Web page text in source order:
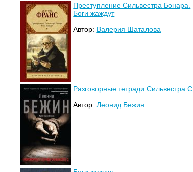
Преступление Сильвестра Бонара.
Боги жаждут
Автор: Валерия Шаталова
Разговорные тетради Сильвестра С.
Автор:Леонид Бежин